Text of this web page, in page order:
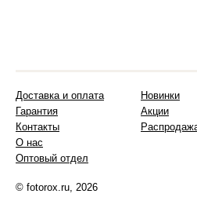
Доставка и оплата
Гарантия
Контакты
О нас
Оптовый отдел
Новинки
Акции
© fotorox.ru, 2026